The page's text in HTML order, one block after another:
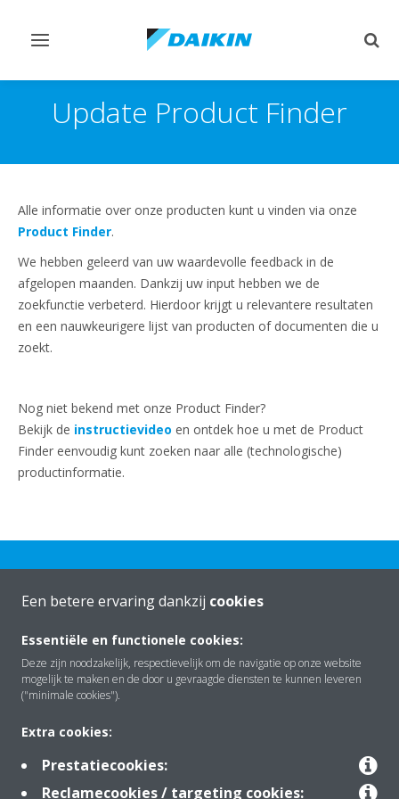
Navigatie
Update Product Finder
Alle informatie over onze producten kunt u vinden via onze
Product Finder.
We hebben geleerd van uw waardevolle feedback in de
afgelopen maanden. Dankzij uw input hebben we de
zoekfunctie verbeterd. Hierdoor krijgt u relevantere resultaten
en een nauwkeurigere lijst van producten of documenten die u
zoekt.
Nog niet bekend met onze Product Finder?
Bekijk de instructievideo en ontdek hoe u met de Product
Finder eenvoudig kunt zoeken naar alle (technologische)
productinformatie.
Over Daikin
Contact
Een betere ervaring dankzij cookies
Essentiële en functionele cookies:
Deze zijn noodzakelijk, respectievelijk om de navigatie op onze website
mogelijk te maken en de door u gevraagde diensten te kunnen leveren
("minimale cookies").
Extra cookies:
Prestatiecookies:
Reclamecookies / targeting cookies: